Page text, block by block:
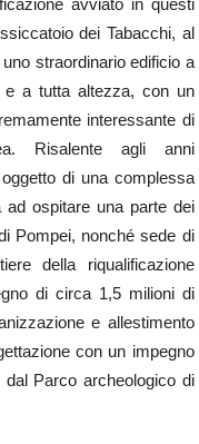
avviato in questi
dei Tabacchi, al
straordinario edificio a
e a tutta altezza, con un
interessante di
Risalente agli anni
di una complessa
ad ospitare una parte dei
Pompei, nonché sede di
della riqualificazione
di circa 1,5 milioni di
e allestimento
con un impegno
Parco archeologico di